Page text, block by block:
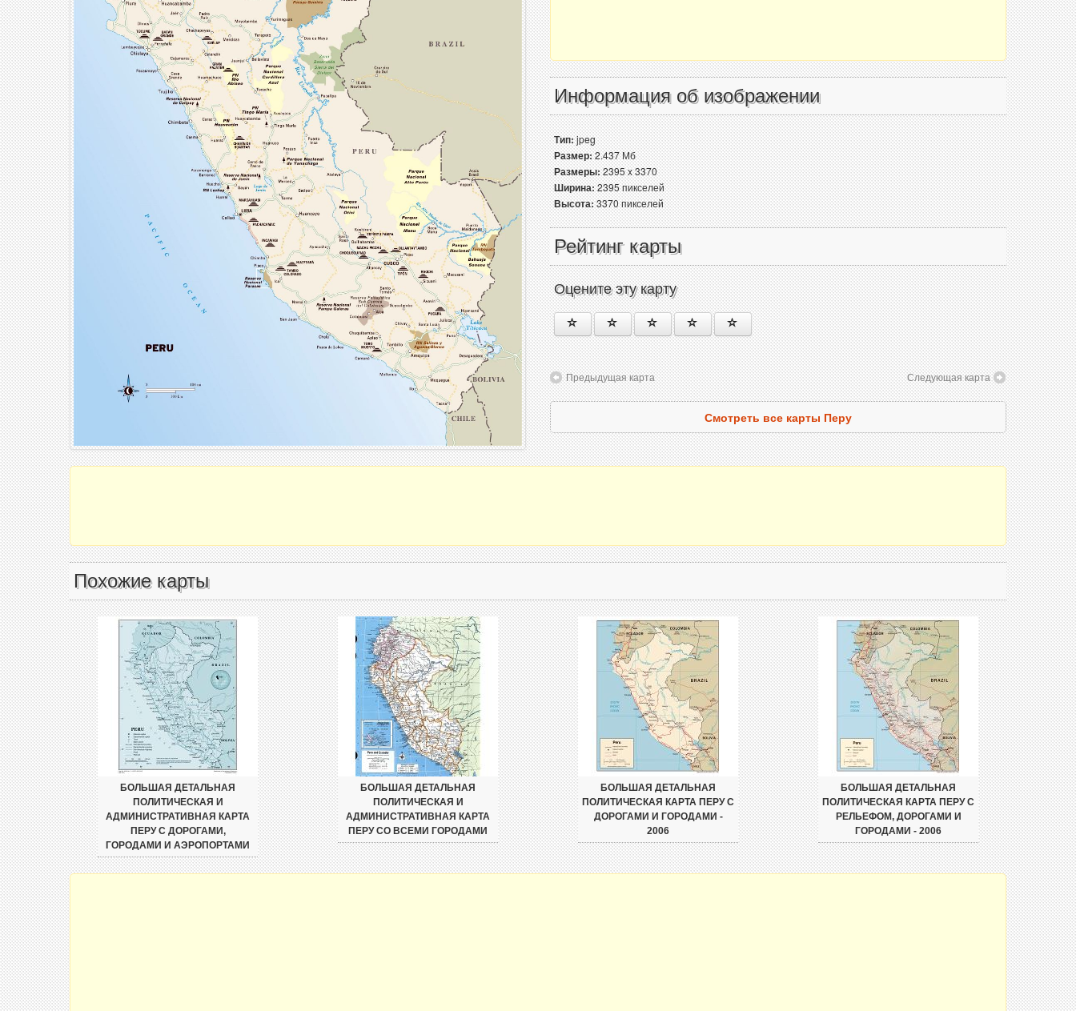
Информация об изображении
Тип:jpeg
Размер:2.437 Мб
Размеры:2395 x 3370
Ширина:2395 пикселей
Высота:3370 пикселей
Рейтинг карты
Оцените эту карту
Предыдущая карта Следующая карта
Смотреть все карты Перу
Похожие карты
БОЛЬШАЯ ДЕТАЛЬНАЯ
ПОЛИТИЧЕСКАЯ И
АДМИНИСТРАТИВНАЯ КАРТА
ПЕРУ С ДОРОГАМИ,
ГОРОДАМИ И АЭРОПОРТАМИ
БОЛЬШАЯ ДЕТАЛЬНАЯ
ПОЛИТИЧЕСКАЯ И
АДМИНИСТРАТИВНАЯ КАРТА
ПЕРУ СО ВСЕМИ ГОРОДАМИ
БОЛЬШАЯ ДЕТАЛЬНАЯ
ПОЛИТИЧЕСКАЯ КАРТА ПЕРУ С
ДОРОГАМИ И ГОРОДАМИ -
2006
БОЛЬШАЯ ДЕТАЛЬНАЯ
ПОЛИТИЧЕСКАЯ КАРТА ПЕРУ С
РЕЛЬЕФОМ, ДОРОГАМИ И
ГОРОДАМИ - 2006